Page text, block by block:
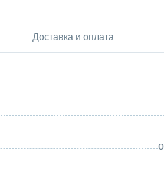
экраном с программным
удобство в настройке и
для контроля
Доставка и оплата